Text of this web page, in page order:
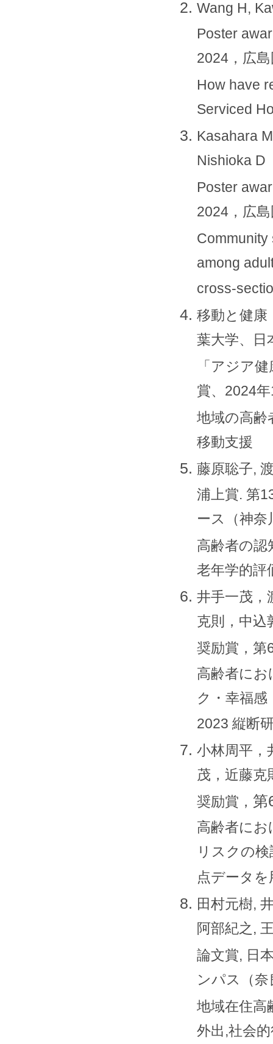
Wang H,
Poster
2024，広
How have
Serviced
Kasahara
Nishioka D
Poster
2024，広
among
cross-
移動と健康
葉大学、日
「アジア
賞、2024
地域の高齢
移動支援
藤原聡子,
浦上賞. 第
ース（神奈
高齢者の認
老年学的評
井手一茂，
克則，中込
奨励賞，第
高齢者にお
ク・幸福
2023 縦断
小林周平，
茂，近藤克
奨励賞， 第
高齢者にお
リスクの
点データ
田村元樹,
阿部紀之,
論文賞, 日
ンパス（
地域在住高
外出,社会